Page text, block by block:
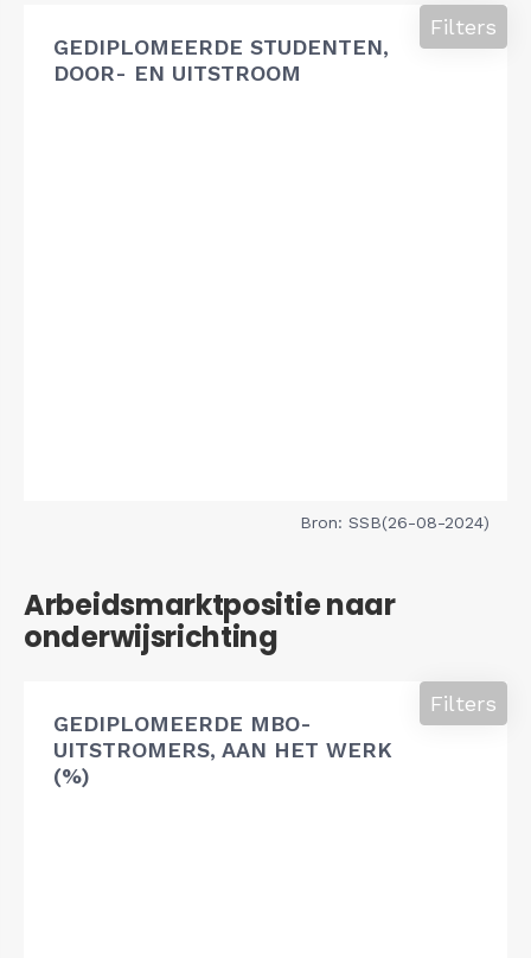
GEDIPLOMEERDE STUDENTEN,
DOOR- EN UITSTROOM
Filters
Bron: SSB(26-08-2024)
Arbeidsmarktpositie naar
onderwijsrichting
GEDIPLOMEERDE MBO-
UITSTROMERS, AAN HET WERK
(%)
Filters